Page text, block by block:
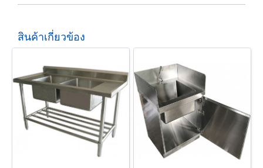
สินค้าเกี่ยวข้อง